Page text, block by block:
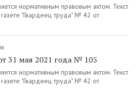
нормативным правовым актом. Текст
"Гвардеец труда" № 42 от
31 мая 2021 года № 105
нормативным правовым актом. Текст
"Гвардеец труда" № 42 от